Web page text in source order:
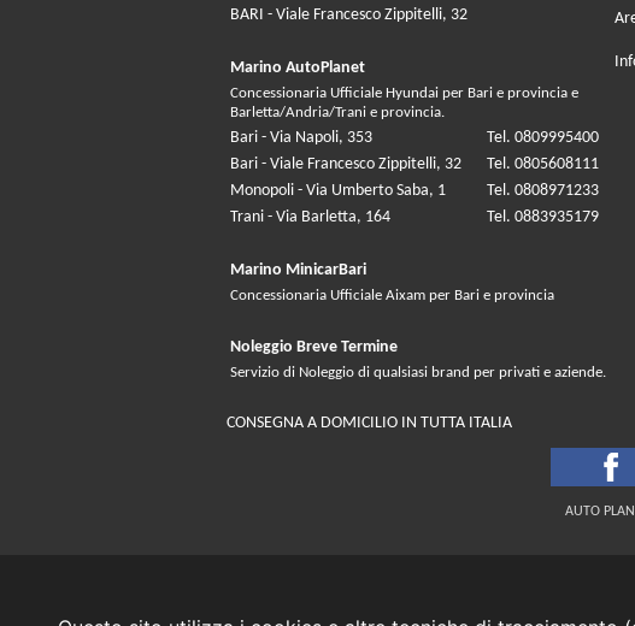
BARI - Viale Francesco Zippitelli, 32
Marino AutoPlanet
Concessionaria Ufficiale Hyundai per Bari e provincia e
Barletta/Andria/Trani e provincia.
Bari - Via Napoli, 353
Tel. 0809995400
Bari - Viale Francesco Zippitelli, 32
Tel. 0805608111
Monopoli - Via Umberto Saba, 1
Tel. 0808971233
Trani - Via Barletta, 164
Tel. 0883935179
Marino MinicarBari
Concessionaria Ufficiale Aixam per Bari e provincia
Noleggio Breve Termine
Servizio di Noleggio di qualsiasi brand per privati e aziende.
CONSEGNA A DOMICILIO IN TUTTA ITALIA
AUTO